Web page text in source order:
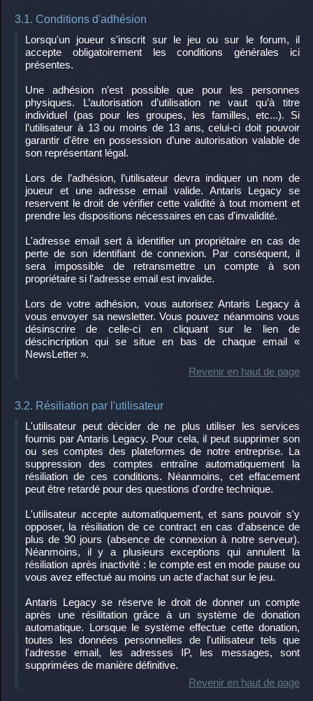
3.1. Conditions d'adhésion
Lorsqu'un joueur s'inscrit sur le jeu ou sur le forum, il
accepte obligatoirement les conditions générales ici
présentes.
Une adhésion n’est possible que pour les personnes
physiques. L’autorisation d’utilisation ne vaut qu’à titre
individuel (pas pour les groupes, les familles, etc...). Si
l’utilisateur à 13 ou moins de 13 ans, celui-ci doit pouvoir
garantir d'être en possession d’une autorisation valable de
son représentant légal.
Lors de l’adhésion, l’utilisateur devra indiquer un nom de
joueur et une adresse email valide. Antaris Legacy se
reservent le droit de vérifier cette validité à tout moment et
prendre les dispositions nécessaires en cas d'invalidité.
L'adresse email sert à identifier un propriétaire en cas de
perte de son identifiant de connexion. Par conséquent, il
sera impossible de retransmettre un compte à son
propriétaire si l'adresse email est invalide.
Lors de votre adhésion, vous autorisez Antaris Legacy à
vous envoyer sa newsletter. Vous pouvez néanmoins vous
désinscrire de celle-ci en cliquant sur le lien de
déscincription qui se situe en bas de chaque email «
NewsLetter ».
Revenir en haut de page
3.2. Résiliation par l'utilisateur
L'utilisateur peut décider de ne plus utiliser les services
fournis par Antaris Legacy. Pour cela, il peut supprimer son
ou ses comptes des plateformes de notre entreprise. La
suppression des comptes entraîne automatiquement la
résiliation de ces conditions. Néanmoins, cet effacement
peut être retardé pour des questions d'ordre technique.
L'utilisateur accepte automatiquement, et sans pouvoir s'y
opposer, la résiliation de ce contract en cas d'absence de
plus de 90 jours (absence de connexion à notre serveur).
Néanmoins, il y a plusieurs exceptions qui annulent la
résiliation après inactivité : le compte est en mode pause ou
vous avez effectué au moins un acte d'achat sur le jeu.
Antaris Legacy se réserve le droit de donner un compte
après une résilitation grâce à un système de donation
automatique. Lorsque le système effectue cette donation,
toutes les données personnelles de l'utilisateur tels que
l'adresse email, les adresses IP, les messages, sont
supprimées de manière définitive.
Revenir en haut de page